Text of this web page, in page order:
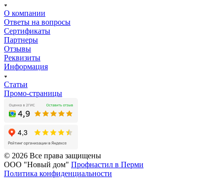
О компании
Ответы на вопросы
Сертификаты
Партнеры
Отзывы
Реквизиты
Информация
Статьи
Промо-страницы
© 2026 Все права защищены
ООО "Новый дом" Профнастил в Перми
Политика конфиденциальности